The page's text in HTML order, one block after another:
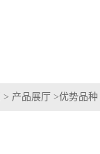
> 产品展厅 >优势品种